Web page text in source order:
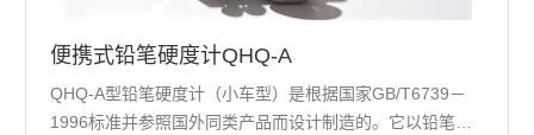
便携式铅笔硬度计QHQ-A
QHQ-A型铅笔硬度计（小车型）是根据国家GB/T6739－
1996标准并参照国外同类产品而设计制造的。它以铅笔的